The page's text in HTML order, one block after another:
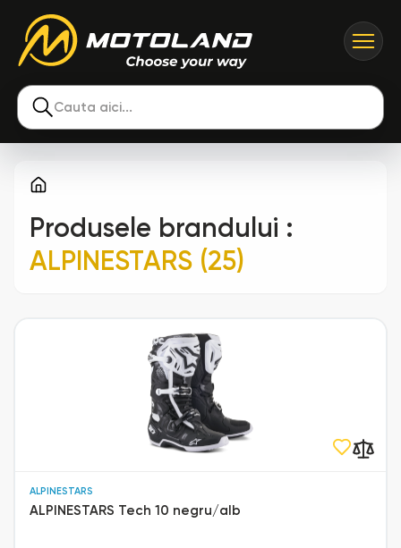
Cauta aici...
Produsele brandului :
ALPINESTARS (25)
ALPINESTARS
ALPINESTARS Tech 10 negru/alb